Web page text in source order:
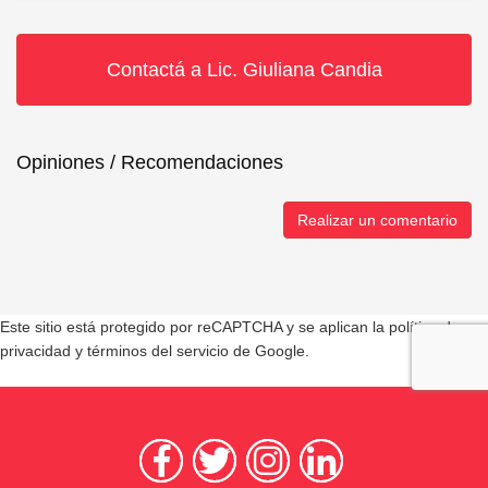
Contactá a Lic. Giuliana Candia
Opiniones / Recomendaciones
Realizar un comentario
Este sitio está protegido por reCAPTCHA y se aplican la política de
privacidad y términos del servicio de Google.